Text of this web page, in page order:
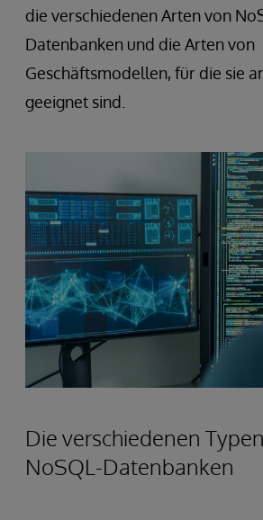
die verschiedenen Arten von
Datenbanken und die Arten von
Geschäftsmodellen, für die sie
geeignet sind.
Die verschiedenen
NoSQL-Datenbanken